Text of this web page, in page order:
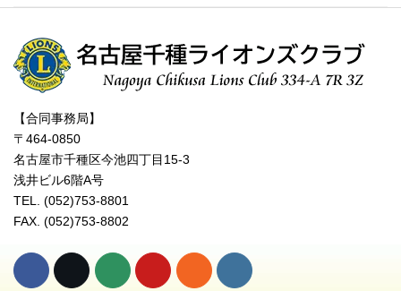
【合同事務局】
〒464-0850
名古屋市千種区今池四丁目15-3
浅井ビル6階A号
TEL. (052)753-8801
FAX. (052)753-8802